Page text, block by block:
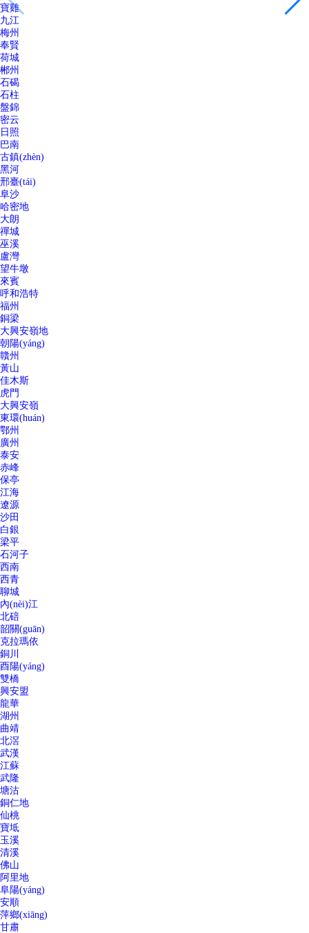
寶雞
九江
梅州
奉賢
荷城
郴州
石碣
石柱
盤錦
密云
日照
巴南
古鎮(zhèn)
黑河
邢臺(tái)
阜沙
哈密地
大朗
禪城
巫溪
盧灣
望牛墩
來賓
呼和浩特
福州
銅梁
大興安嶺地
朝陽(yáng)
贛州
黃山
佳木斯
虎門
大興安嶺
東環(huán)
鄂州
廣州
泰安
赤峰
保亭
江海
遼源
沙田
白銀
梁平
石河子
西南
西青
聊城
內(nèi)江
北碚
韶關(guān)
克拉瑪依
銅川
酉陽(yáng)
雙橋
興安盟
龍華
湖州
曲靖
北滘
武漢
江蘇
武隆
塘沽
銅仁地
仙桃
寶坻
玉溪
清溪
佛山
阿里地
阜陽(yáng)
安順
萍鄉(xiāng)
甘肅